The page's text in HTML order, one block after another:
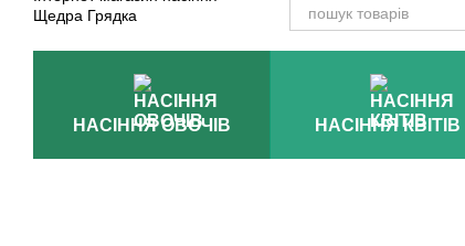
НАСІННЯ ОВОЧІВ НАСІННЯ КВІТІВ